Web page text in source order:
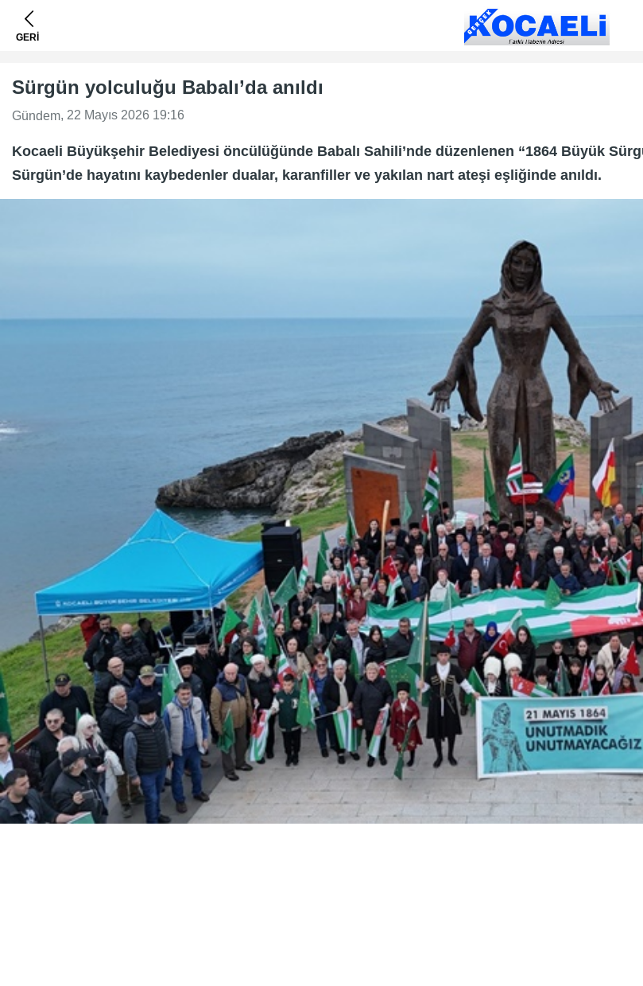
GERİ
Sürgün yolculuğu Babalı’da anıldı
Gündem, 22 Mayıs 2026 19:16
Kocaeli Büyükşehir Belediyesi öncülüğünde Babalı Sahili’nde düzenlenen “1864 Büyük
Sürgün’de hayatını kaybedenler dualar, karanfiller ve yakılan nart ateşi eşliğinde anıldı.